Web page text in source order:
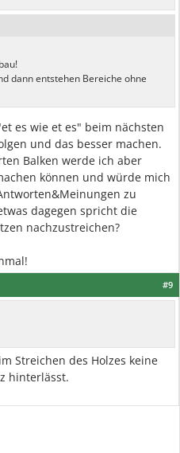
dann entstehen Bereiche ohne
es wie et es" beim nächsten
und das besser machen.
Balken werde ich aber
können und würde mich
zu
dagegen spricht die
nachzustreichen?
#9
Streichen des Holzes keine
hinterlässt.